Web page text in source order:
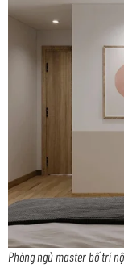
Phòng ngủ master bố trí